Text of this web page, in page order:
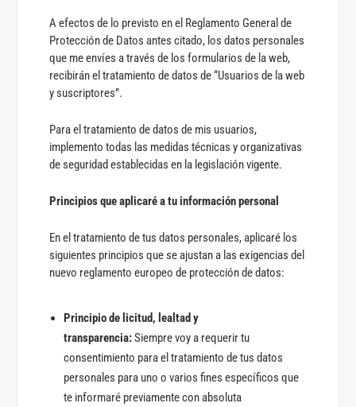
A efectos de lo previsto en el Reglamento General de
Protección de Datos antes citado, los datos personales
que me envíes a través de los formularios de la web,
recibirán el tratamiento de datos de “Usuarios de la web
y suscriptores”.
Para el tratamiento de datos de mis usuarios,
implemento todas las medidas técnicas y organizativas
de seguridad establecidas en la legislación vigente.
Principios que aplicaré a tu información personal
En el tratamiento de tus datos personales, aplicaré los
siguientes principios que se ajustan a las exigencias del
nuevo reglamento europeo de protección de datos:
Principio de licitud, lealtad y
transparencia:Siempre voy a requerir tu
consentimiento para el tratamiento de tus datos
personales para uno o varios fines específicos que
te informaré previamente con absoluta